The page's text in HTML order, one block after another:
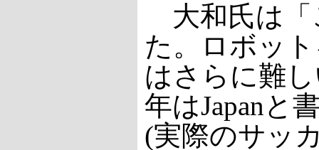
大和氏は「
た。ロボッ
はさらに難
年はJapanと
(実際のサッ